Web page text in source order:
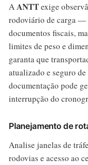
AANTTexige
rodoviário de carga —
documentos fiscais,
limites de peso e
garanta que
atualizado e seguro
documentação pode
interrupção do
Planejamento de
Analise janelas de
rodovias e acesso ao